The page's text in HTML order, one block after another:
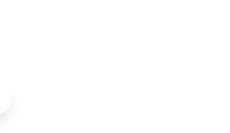
maagverlamming: ‘Als ik